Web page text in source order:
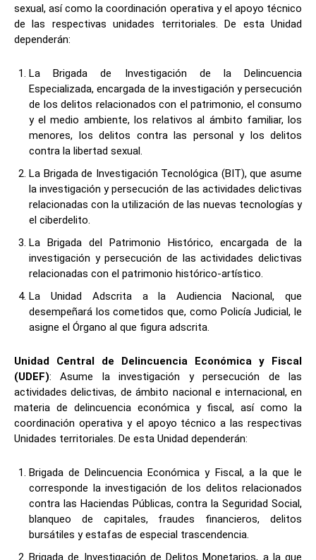
sexual, así como la coordinación operativa y el apoyo técnico
de las respectivas unidades territoriales. De esta Unidad
dependerán:
La Brigada de Investigación de la Delincuencia
Especializada, encargada de la investigación y persecución
de los delitos relacionados con el patrimonio, el consumo
y el medio ambiente, los relativos al ámbito familiar, los
menores, los delitos contra las personal y los delitos
contra la libertad sexual.
La Brigada de Investigación Tecnológica (BIT), que asume
la investigación y persecución de las actividades delictivas
relacionadas con la utilización de las nuevas tecnologías y
el ciberdelito.
La Brigada del Patrimonio Histórico, encargada de la
investigación y persecución de las actividades delictivas
relacionadas con el patrimonio histórico-artístico.
La Unidad Adscrita a la Audiencia Nacional, que
desempeñará los cometidos que, como Policía Judicial, le
asigne el Órgano al que figura adscrita.
Unidad Central de Delincuencia Económica y Fiscal
(UDEF): Asume la investigación y persecución de las
actividades delictivas, de ámbito nacional e internacional, en
materia de delincuencia económica y fiscal, así como la
coordinación operativa y el apoyo técnico a las respectivas
Unidades territoriales. De esta Unidad dependerán:
Brigada de Delincuencia Económica y Fiscal, a la que le
corresponde la investigación de los delitos relacionados
contra las Haciendas Públicas, contra la Seguridad Social,
blanqueo de capitales, fraudes financieros, delitos
bursátiles y estafas de especial trascendencia.
Brigada de Investigación de Delitos Monetarios, a la que